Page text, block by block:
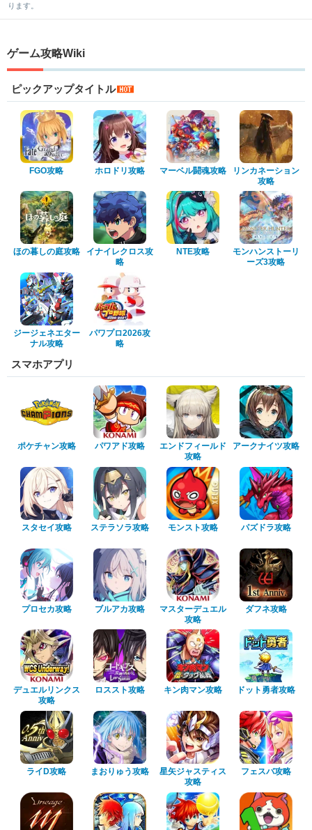
ります。
ゲーム攻略Wiki
ピックアップタイトル
FGO攻略 ホロドリ攻略 マーベル闘魂攻略
リンカネーション
攻略
ほの暮しの庭攻略
イナイレクロス攻
略
NTE攻略
モンハンストーリ
ーズ3攻略
ジージェネエター
ナル攻略
パワプロ2026攻
略
スマホアプリ
ポケチャン攻略 パワアド攻略
エンドフィールド
攻略
アークナイツ攻略
スタセイ攻略 ステラソラ攻略 モンスト攻略 パズドラ攻略
プロセカ攻略 ブルアカ攻略
マスターデュエル
攻略
ダフネ攻略
デュエルリンクス
攻略
ロススト攻略 キン肉マン攻略 ドット勇者攻略
ライD攻略 まおりゅう攻略
星矢ジャスティス
攻略
フェスバ攻略